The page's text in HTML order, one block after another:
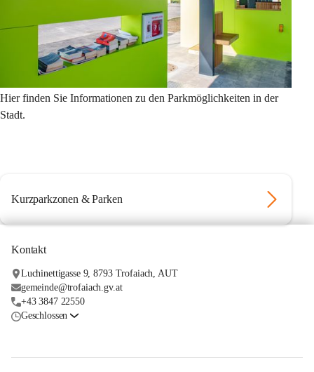
Hier finden Sie Informationen zu den Parkmöglichkeiten in der
Stadt.
Kurzparkzonen & Parken
Kontakt
Luchinettigasse 9, 8793 Trofaiach, AUT
gemeinde@trofaiach.gv.at
+43 3847 22550
Geschlossen